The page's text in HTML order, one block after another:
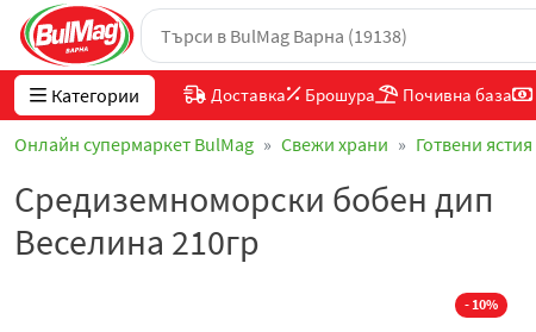
Категории Доставка Брошура Почивна база
Онлайн супермаркет BulMag Свежи храни Готвени ястия
Средиземноморски бобен дип
Веселина 210гр
- 10%